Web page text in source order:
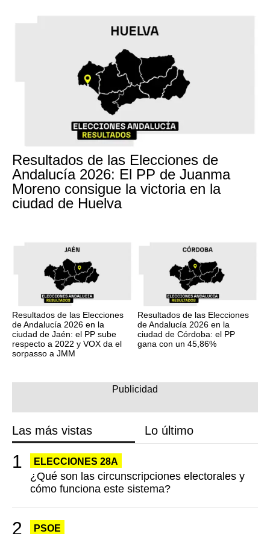
Resultados de las Elecciones de
Andalucía 2026: El PP de Juanma
Moreno consigue la victoria en la
ciudad de Huelva
Resultados de las Elecciones
de Andalucía 2026 en la
ciudad de Jaén: el PP sube
respecto a 2022 y VOX da el
sorpasso a JMM
Resultados de las Elecciones
de Andalucía 2026 en la
ciudad de Córdoba: el PP
gana con un 45,86%
Las más vistas Lo último
ELECCIONES 28A
¿Qué son las circunscripciones electorales y
cómo funciona este sistema?
PSOE